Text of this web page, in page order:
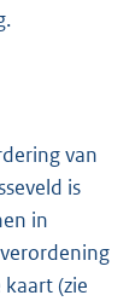
van
is
in
(zie